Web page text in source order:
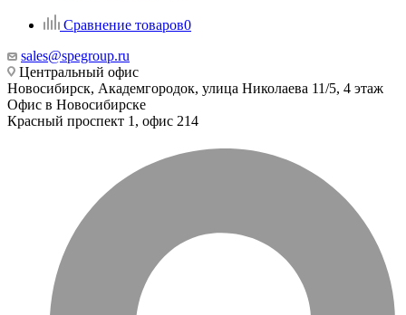
Сравнение товаров0
sales@spegroup.ru
Центральный офис
Новосибирск, Академгородок, улица Николаева 11/5, 4 этаж
Офис в Новосибирске
Красный проспект 1, офис 214